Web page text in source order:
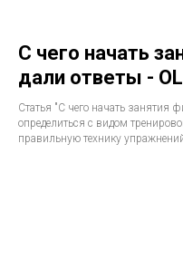
С чего начать
дали ответы -
Статья "С чего начать занятия
определиться с видом
правильную технику